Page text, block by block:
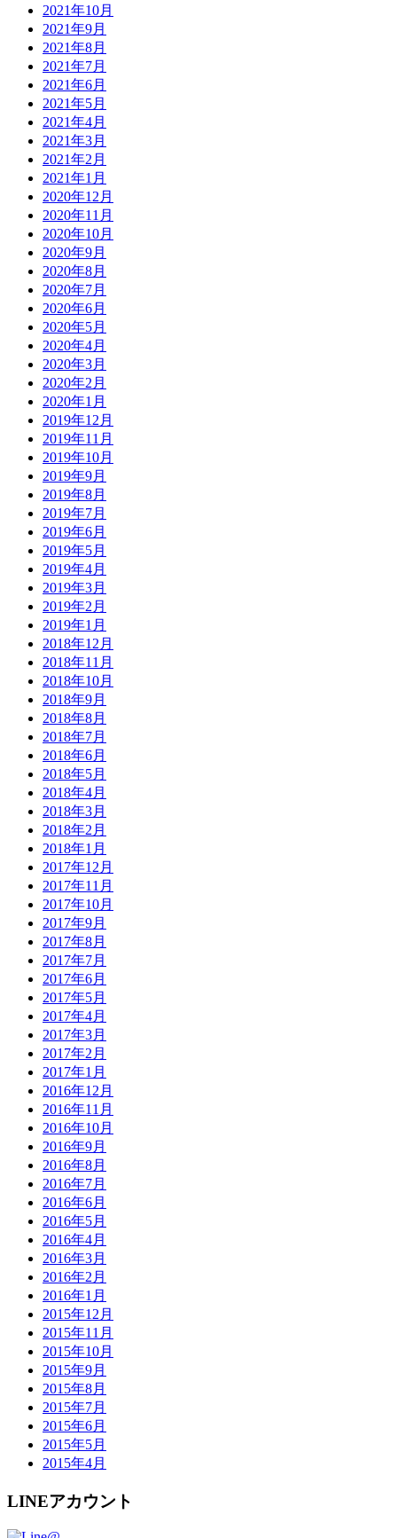
2021年10月
2021年9月
2021年8月
2021年7月
2021年6月
2021年5月
2021年4月
2021年3月
2021年2月
2021年1月
2020年12月
2020年11月
2020年10月
2020年9月
2020年8月
2020年7月
2020年6月
2020年5月
2020年4月
2020年3月
2020年2月
2020年1月
2019年12月
2019年11月
2019年10月
2019年9月
2019年8月
2019年7月
2019年6月
2019年5月
2019年4月
2019年3月
2019年2月
2019年1月
2018年12月
2018年11月
2018年10月
2018年9月
2018年8月
2018年7月
2018年6月
2018年5月
2018年4月
2018年3月
2018年2月
2018年1月
2017年12月
2017年11月
2017年10月
2017年9月
2017年8月
2017年7月
2017年6月
2017年5月
2017年4月
2017年3月
2017年2月
2017年1月
2016年12月
2016年11月
2016年10月
2016年9月
2016年8月
2016年7月
2016年6月
2016年5月
2016年4月
2016年3月
2016年2月
2016年1月
2015年12月
2015年11月
2015年10月
2015年9月
2015年8月
2015年7月
2015年6月
2015年5月
2015年4月
LINEアカウント